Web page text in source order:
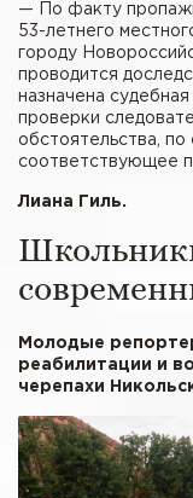
— По факту
53-летнего
городу
проводится
назначена
проверки
обстоятельства, по
соответствующее
Лиана Гиль.
Молодые
реабилитации и
черепахи